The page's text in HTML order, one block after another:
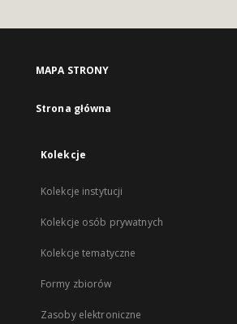
MAPA STRONY
Strona główna
Kolekcje
Kolekcje instytucji
Kolekcje osób prywatnych
Kolekcje tematyczne
Formy zbiorów
Zasoby elektroniczne